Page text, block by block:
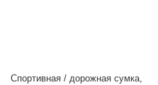
Спортивная / дорожная сумка,